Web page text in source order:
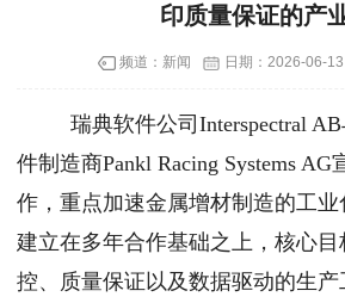
印质量保证的产
频道： 新闻 日期： 2026-06-13
瑞典软件公司Interspectral AB
件制造商Pankl Racing Systems
作，重点加速金属增材制造的工
建立在多年合作基础之上，核心
控、质量保证以及数据驱动的生